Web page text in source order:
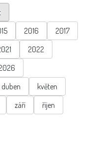
2016
2017
2022
duben
květen
září
říjen